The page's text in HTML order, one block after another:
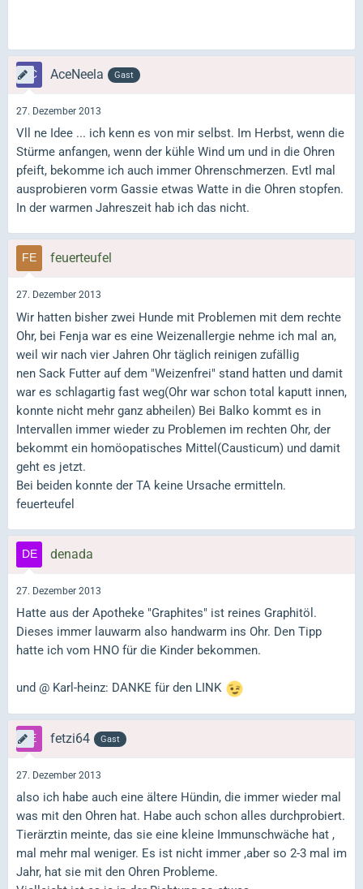
AceNeela Gast
27. Dezember 2013
Vll ne Idee ... ich kenn es von mir selbst. Im Herbst, wenn die
Stürme anfangen, wenn der kühle Wind um und in die Ohren
pfeift, bekomme ich auch immer Ohrenschmerzen. Evtl mal
ausprobieren vorm Gassie etwas Watte in die Ohren stopfen.
In der warmen Jahreszeit hab ich das nicht.
feuerteufel
27. Dezember 2013
Wir hatten bisher zwei Hunde mit Problemen mit dem rechte
Ohr, bei Fenja war es eine Weizenallergie nehme ich mal an,
weil wir nach vier Jahren Ohr täglich reinigen zufällig
nen Sack Futter auf dem "Weizenfrei" stand hatten und damit
war es schlagartig fast weg(Ohr war schon total kaputt innen,
konnte nicht mehr ganz abheilen) Bei Balko kommt es in
Intervallen immer wieder zu Problemen im rechten Ohr, der
bekommt ein homöopatisches Mittel(Causticum) und damit
geht es jetzt.
Bei beiden konnte der TA keine Ursache ermitteln.
feuerteufel
denada
27. Dezember 2013
Hatte aus der Apotheke "Graphites" ist reines Graphitöl.
Dieses immer lauwarm also handwarm ins Ohr. Den Tipp
hatte ich vom HNO für die Kinder bekommen.
und @ Karl-heinz: DANKE für den LINK
fetzi64 Gast
27. Dezember 2013
also ich habe auch eine ältere Hündin, die immer wieder mal
was mit den Ohren hat. Habe auch schon alles durchprobiert.
Tierärztin meinte, das sie eine kleine Immunschwäche hat ,
mal mehr mal weniger. Es ist nicht immer ,aber so 2-3 mal im
Jahr, hat sie mit den Ohren Probleme.